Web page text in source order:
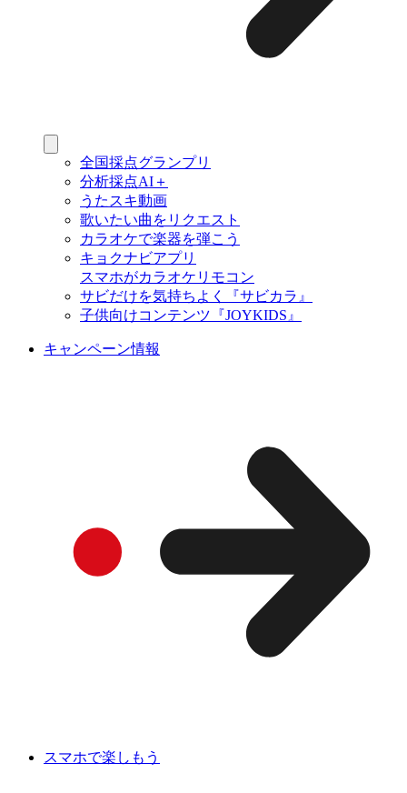
全国採点グランプリ
分析採点AI＋
うたスキ動画
歌いたい曲をリクエスト
カラオケで楽器を弾こう
キョクナビアプリ
スマホがカラオケリモコン
サビだけを気持ちよく『サビカラ』
子供向けコンテンツ『JOYKIDS』
キャンペーン情報
スマホで楽しもう